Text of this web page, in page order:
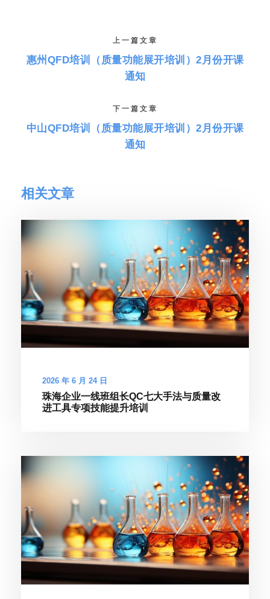
上一篇文章
惠州QFD培训（质量功能展开培训）2月份开课
通知
下一篇文章
中山QFD培训（质量功能展开培训）2月份开课
通知
相关文章
2026 年 6 月 24 日
珠海企业一线班组长QC七大手法与质量改
进工具专项技能提升培训